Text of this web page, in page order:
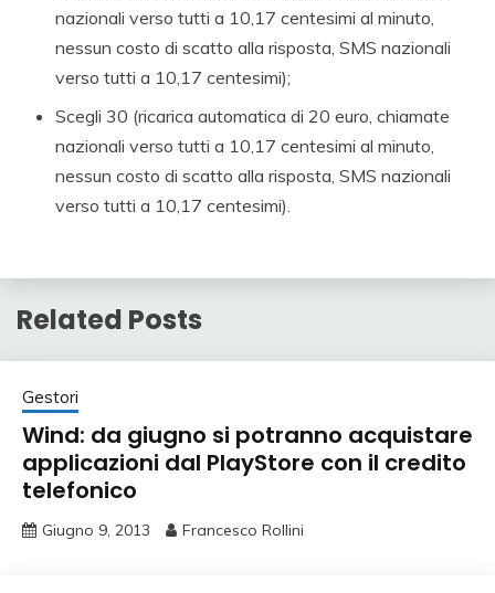
nazionali verso tutti a 10,17 centesimi al minuto,
nessun costo di scatto alla risposta, SMS nazionali
verso tutti a 10,17 centesimi);
Scegli 30 (ricarica automatica di 20 euro, chiamate
nazionali verso tutti a 10,17 centesimi al minuto,
nessun costo di scatto alla risposta, SMS nazionali
verso tutti a 10,17 centesimi).
Related Posts
Gestori
Wind: da giugno si potranno acquistare
applicazioni dal PlayStore con il credito
telefonico
Giugno 9, 2013 Francesco Rollini